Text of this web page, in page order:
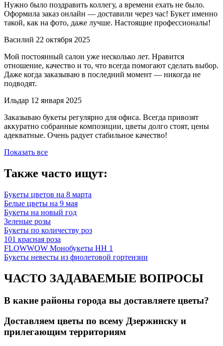
Нужно было поздравить коллегу, а времени ехать не было.
Оформила заказ онлайн — доставили через час! Букет именно
такой, как на фото, даже лучше. Настоящие профессионалы!
Василий 22 октября 2025
Мой постоянный салон уже несколько лет. Нравится
отношение, качество и то, что всегда помогают сделать выбор.
Даже когда заказываю в последний момент — никогда не
подводят.
Ильдар 12 января 2025
Заказываю букеты регулярно для офиса. Всегда привозят
аккуратно собранные композиции, цветы долго стоят, цены
адекватные. Очень радует стабильное качество!
Показать все
Также часто ищут:
Букеты цветов на 8 марта
Белые цветы на 9 мая
Букеты на новый год
Зеленые розы
Букеты по количеству роз
101 красная роза
FLOWWOW Монобукеты НН 1
Букеты невесты из фиолетовой гортензии
ЧАСТО ЗАДАВАЕМЫЕ ВОПРОСЫ
В какие районы города вы доставляете цветы?
Доставляем цветы по всему Дзержинску и
прилегающим территориям